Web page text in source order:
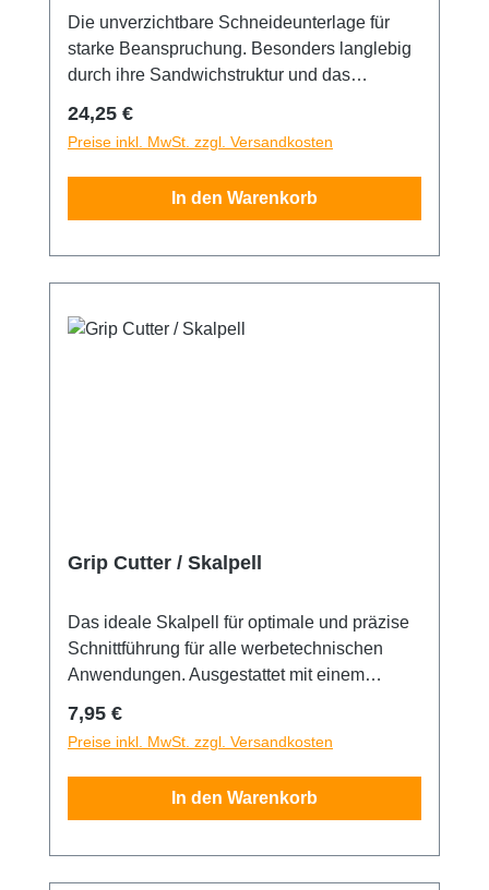
Die unverzichtbare Schneideunterlage für
starke Beanspruchung. Besonders langlebig
durch ihre Sandwichstruktur und das
Die Matte ist fünfach beschichtet und mit
10/50mm Skalenaufdruck auf der
Schneidefläche versehen. Eine Seite grün,
andere schwarz. 60x45cm
Regulärer Preis:
24,25 €
Preise inkl. MwSt. zzgl. Versandkosten
In den Warenkorb
Grip Cutter / Skalpell
Das ideale Skalpell für optimale und präzise
Schnittführung für alle werbetechnischen
Anwendungen. Ausgestattet mit einem
mit einem Gummigriffstück für angenehmes,
ermüdungsfreies Arbeiten. Für 30° Grad
Klingen geeignet.
Regulärer Preis:
7,95 €
Preise inkl. MwSt. zzgl. Versandkosten
In den Warenkorb